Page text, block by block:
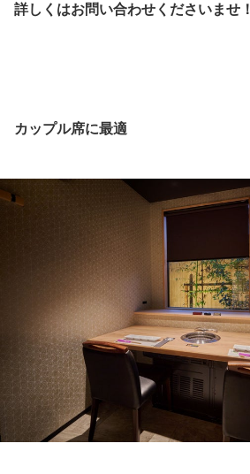
詳しくはお問い合わせくださいませ！
カップル席に最適